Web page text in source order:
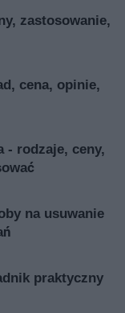
zastosowanie,
cena, opinie,
- rodzaje, ceny,
na usuwanie
praktyczny